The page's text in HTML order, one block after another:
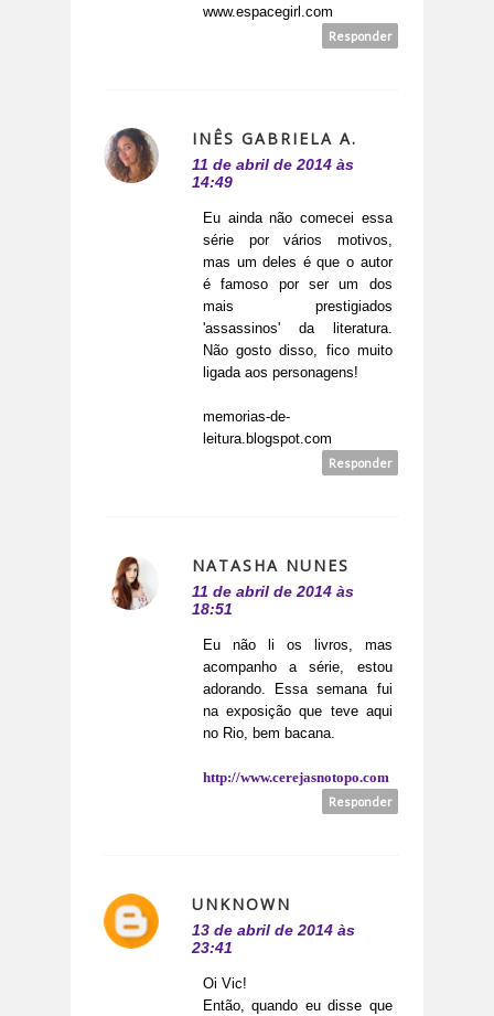
www.espacegirl.com
Responder
INÊS GABRIELA A.
11 de abril de 2014 às
14:49
Eu ainda não comecei essa
série por vários motivos,
mas um deles é que o autor
é famoso por ser um dos
mais prestigiados
'assassinos' da literatura.
Não gosto disso, fico muito
ligada aos personagens!
memorias-de-
leitura.blogspot.com
Responder
NATASHA NUNES
11 de abril de 2014 às
18:51
Eu não li os livros, mas
acompanho a série, estou
adorando. Essa semana fui
na exposição que teve aqui
no Rio, bem bacana.
http://www.cerejasnotopo.com
Responder
UNKNOWN
13 de abril de 2014 às
23:41
Oi Vic!
Então, quando eu disse que